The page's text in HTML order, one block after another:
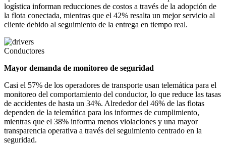
logística informan reducciones de costos a través de la adopción de
la flota conectada, mientras que el 42% resalta un mejor servicio al
cliente debido al seguimiento de la entrega en tiempo real.
Conductores
Mayor demanda de monitoreo de seguridad
Casi el 57% de los operadores de transporte usan telemática para el
monitoreo del comportamiento del conductor, lo que reduce las tasas
de accidentes de hasta un 34%. Alrededor del 46% de las flotas
dependen de la telemática para los informes de cumplimiento,
mientras que el 38% informa menos violaciones y una mayor
transparencia operativa a través del seguimiento centrado en la
seguridad.